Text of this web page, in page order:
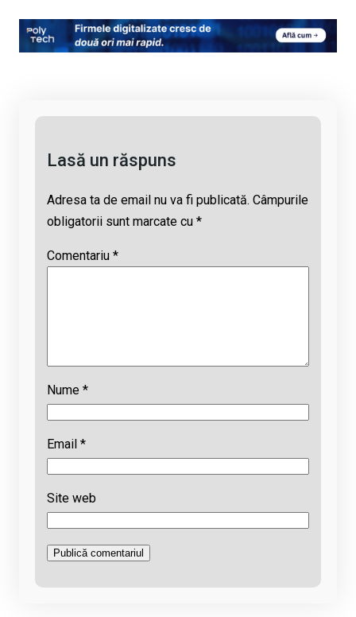
py
Li
ce
b
at
s
e
a
ail
Lasă un răspuns
Adresa ta de email nu va fi publicată. Câmpurile
obligatorii sunt marcate cu *
Comentariu *
Nume *
Email *
Site web